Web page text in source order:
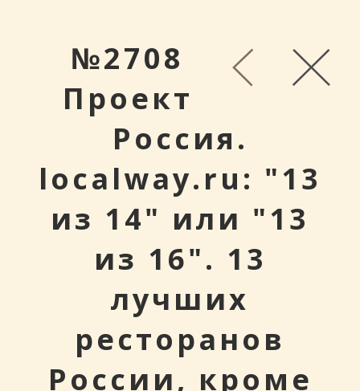
№2708
Проект
Россия.
localway.ru: "13
из 14" или "13
из 16". 13
лучших
ресторанов
России, кроме